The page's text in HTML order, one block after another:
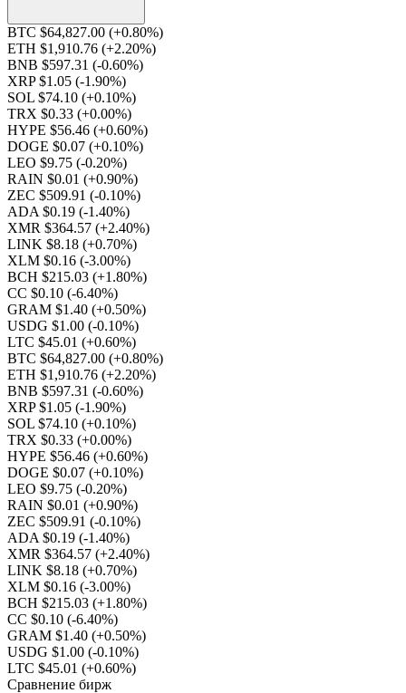
BTC $64,827.00 (+0.80%)
ETH $1,910.76 (+2.20%)
BNB $597.31 (-0.60%)
XRP $1.05 (-1.90%)
SOL $74.10 (+0.10%)
TRX $0.33 (+0.00%)
HYPE $56.46 (+0.60%)
DOGE $0.07 (+0.10%)
LEO $9.75 (-0.20%)
RAIN $0.01 (+0.90%)
ZEC $509.91 (-0.10%)
ADA $0.19 (-1.40%)
XMR $364.57 (+2.40%)
LINK $8.18 (+0.70%)
XLM $0.16 (-3.00%)
BCH $215.03 (+1.80%)
CC $0.10 (-6.40%)
GRAM $1.40 (+0.50%)
USDG $1.00 (-0.10%)
LTC $45.01 (+0.60%)
BTC $64,827.00 (+0.80%)
ETH $1,910.76 (+2.20%)
BNB $597.31 (-0.60%)
XRP $1.05 (-1.90%)
SOL $74.10 (+0.10%)
TRX $0.33 (+0.00%)
HYPE $56.46 (+0.60%)
DOGE $0.07 (+0.10%)
LEO $9.75 (-0.20%)
RAIN $0.01 (+0.90%)
ZEC $509.91 (-0.10%)
ADA $0.19 (-1.40%)
XMR $364.57 (+2.40%)
LINK $8.18 (+0.70%)
XLM $0.16 (-3.00%)
BCH $215.03 (+1.80%)
CC $0.10 (-6.40%)
GRAM $1.40 (+0.50%)
USDG $1.00 (-0.10%)
LTC $45.01 (+0.60%)
Сравнение бирж